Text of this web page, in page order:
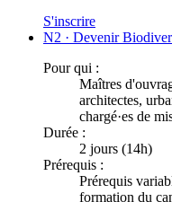
S'inscrire
N2 · Devenir
Pour qui :
Maîtres
architectes,
chargé·es de
Durée :
2 jours (14h)
Prérequis :
Prérequis
formation du